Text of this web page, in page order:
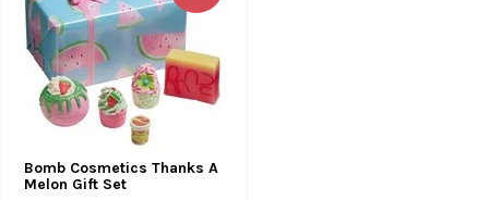
Bomb Cosmetics Thanks A
Melon Gift Set